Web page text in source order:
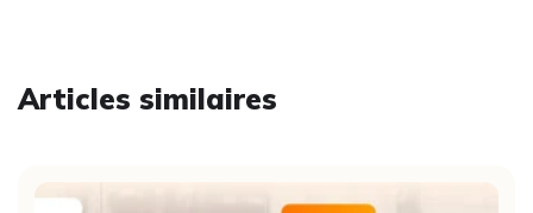
Articles similaires